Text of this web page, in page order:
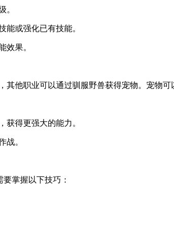
。
能或强化已有技能。
效果。
他职业可以通过驯服野兽获得宠物。宠物可
获得更强大的能力。
战。
掌握以下技巧：